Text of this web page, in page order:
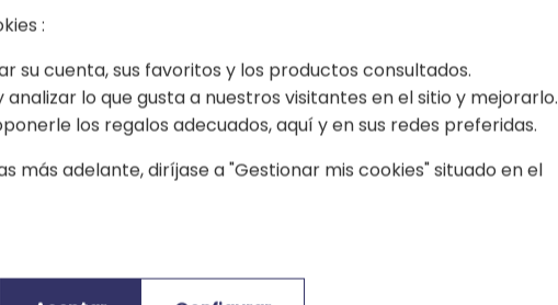
de clientes: (4.00/5)
:
su cuenta, sus favoritos y los productos consultados.
analizar lo que gusta a nuestros visitantes en el sitio y mejorarlo.
los regalos adecuados, aquí y en sus redes preferidas.
más adelante, diríjase a "Gestionar mis cookies" situado en el